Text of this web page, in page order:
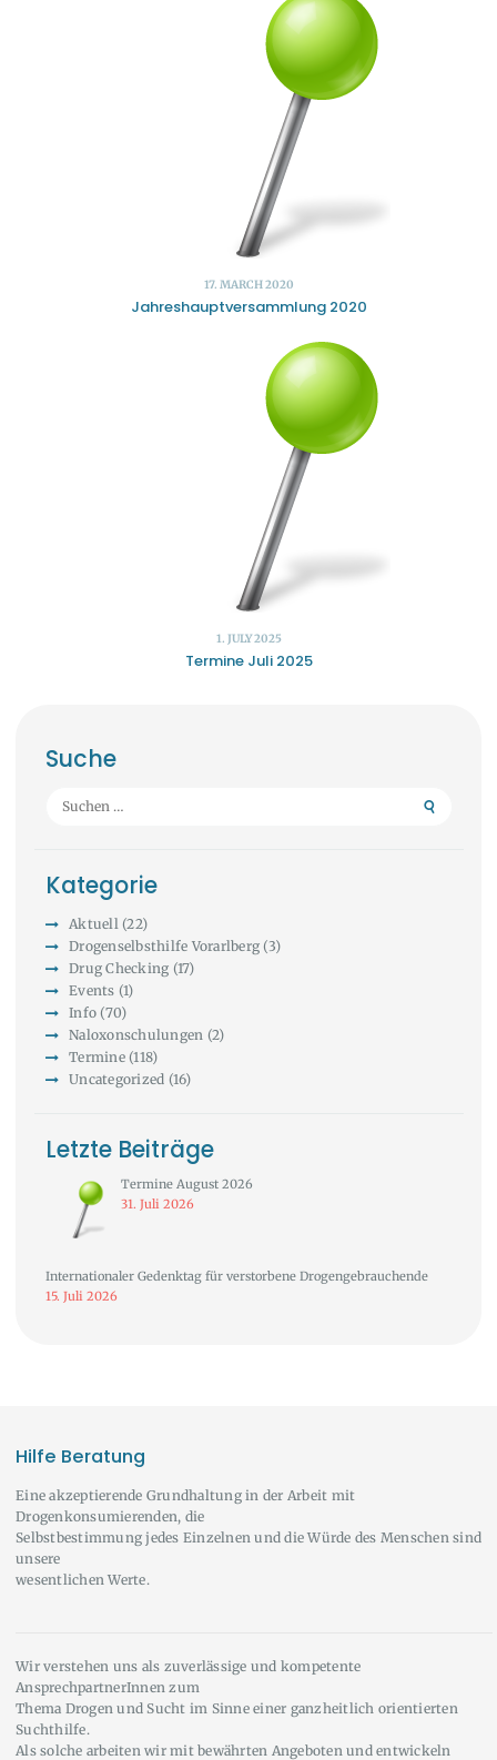
17. MARCH 2020
Jahreshauptversammlung 2020
1. JULY 2025
Termine Juli 2025
Suche
Suchen
Kategorie
Aktuell(22)
Drogenselbsthilfe Vorarlberg (3)
Drug Checking (17)
Events (1)
Info (70)
Naloxonschulungen (2)
Termine(118)
Uncategorized (16)
Letzte Beiträge
Termine August 2026
31. Juli 2026
Internationaler Gedenktag für verstorbene Drogengebrauchende
15. Juli 2026
Hilfe Beratung
Eine akzeptierende Grundhaltung in der Arbeit mit
Drogenkonsumierenden, die
Selbstbestimmung jedes Einzelnen und die Würde des Menschen sind
unsere
wesentlichen Werte.
Wir verstehen uns als zuverlässige und kompetente
AnsprechpartnerInnen zum
Thema Drogen und Sucht im Sinne einer ganzheitlich orientierten
Suchthilfe.
Als solche arbeiten wir mit bewährten Angeboten und entwickeln